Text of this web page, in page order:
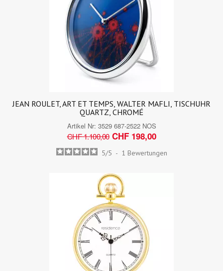
JEAN ROULET, ART ET TEMPS, WALTER MAFLI, TISCHUHR
QUARTZ, CHROMÉ
Artikel Nr: 3529 687-2522 NOS
CHF 1.100,00 CHF 198,00
5/5 - 1 Bewertungen